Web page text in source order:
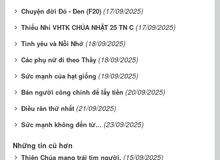
Chuyện đời Đỏ - Đen (F20) (17/09/2025)
Thiếu Nhi VHTK CHÚA NHẬT 25 TN C (17/09/2025)
Tình yêu và Nỗi Nhớ (18/09/2025)
Các phụ nữ đi theo Thầy (18/09/2025)
Sức mạnh của hạt giống (19/09/2025)
Bán người công chính để lấy tiền (20/09/2025)
Điều răn thứ nhất (21/09/2025)
Sức mạnh không đến từ… (23/09/2025)
Những tin cũ hơn
Thiên Chúa mang trái tim người. (15/09/2025)